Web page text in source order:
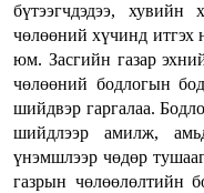
бүтээгчдэдээ, хувийн
чөлөөний хүчинд итгэх
юм. Засгийн газар
чөлөөний бодлогын
шийдвэр гаргалаа.
шийдлээр амилж,
үнэмшлээр чөдөр
газрын чөлөөлөлтийн